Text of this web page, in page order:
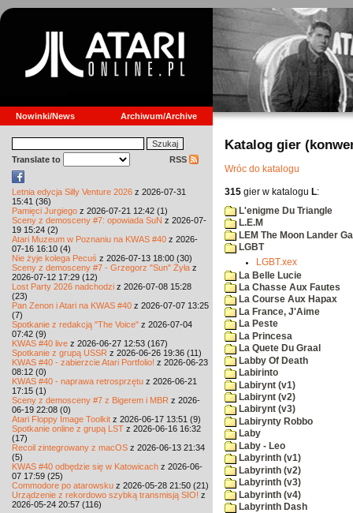
Nowinki/News Archiwum/Archive
Translate to RSS
Letnia edycja Silly Venture 2026 z 2026-07-31
15:41 (36)
Pamięci Jurgiego z 2026-07-21 12:42 (1)
Sceny z demosceny #7: opowiada SuN z 2026-07-
19 15:24 (2)
Atari Muzeum w Poznaniu na KWAS #40 z 2026-
07-16 16:10 (4)
Nie żyje kolega Pecuś z 2026-07-13 18:00 (30)
Sceny z demosceny #7 - Grzegorz "Sun" Żyła z
2026-07-12 17:29 (12)
Lost Party 2026 nadchodzi z 2026-07-08 15:28
(23)
Pan Zenon i Atari na KWAS #40 z 2026-07-07 13:25
(7)
Spotkanie z redakcją "The Voice" z 2026-07-04
07:42 (9)
KWAS #40 live z 2026-06-27 12:53 (167)
Spotkanie z grupą USSR z 2026-06-26 19:36 (11)
KWAS #40 - zabierzcie Atari Portfolio! z 2026-06-23
08:12 (0)
KWAS #40 - naprawa retrosprzętu z 2026-06-21
17:15 (1)
Sceny z demosceny #7 z Bigerem i MBR z 2026-
06-19 22:08 (0)
Atari Floppy Image Toolkit z 2026-06-17 13:51 (9)
Spotkanie online z grupą LST z 2026-06-16 16:32
(17)
Recoil zintegrowany z macOS z 2026-06-13 21:34
(5)
KWAS #40 odbędzie się w Katowicach z 2026-06-
07 17:59 (25)
Commodore po atarowsku z 2026-05-28 21:50 (21)
Urządzenie z rekordowo szybką transmisją SIO! z
2026-05-24 20:57 (116)
Katalog gier
Wróc do katalogu
315 gier w katalogu L:
L'enigme Du Triangle
L.E.M
LEM The Moon Lander
LGBT
LGBT.xex
La Belle Lucie
La Chasse Aux Fautes
La Course Aux Hapax
La France, J'Aime
La Peste
La Princesa
La Quete Du Graal
Labby Of Death
Labirinto
Labirynt (v1)
Labirynt (v2)
Labirynt (v3)
Labirynty Robbo
Laby
Laby - Leo
Labyrinth (v1)
Labyrinth (v2)
Labyrinth (v3)
Labyrinth (v4)
Labyrinth Dash